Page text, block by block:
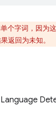
个字词，因为
返回为未知。